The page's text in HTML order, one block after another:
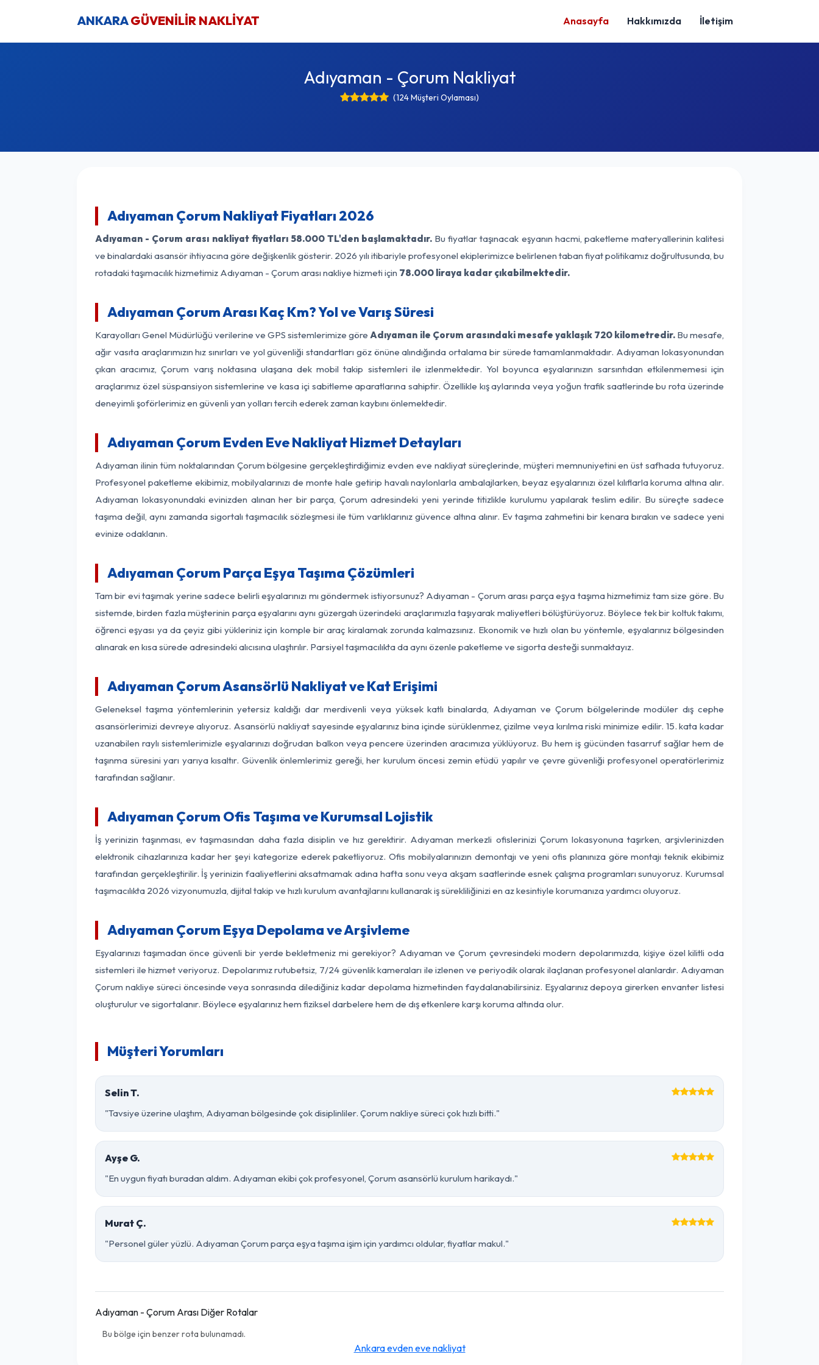
ANKARAGÜVENİLİR NAKLİYAT Anasayfa Hakkımızda İletişim
Adıyaman - Çorum Nakliyat
(124 Müşteri Oylaması)
Adıyaman Çorum Nakliyat Fiyatları 2026
Adıyaman - Çorum arası nakliyat fiyatları 58.000 TL'den başlamaktadır. Bu fiyatlar taşınacak eşyanın hacmi, paketleme materyallerinin kalitesi
ve binalardaki asansör ihtiyacına göre değişkenlik gösterir. 2026 yılı itibariyle profesyonel ekiplerimizce belirlenen taban fiyat politikamız doğrultusunda, bu
rotadaki taşımacılık hizmetimiz Adıyaman - Çorum arası nakliye hizmeti için 78.000 liraya kadar çıkabilmektedir.
Adıyaman Çorum Arası Kaç Km? Yol ve Varış Süresi
Karayolları Genel Müdürlüğü verilerine ve GPS sistemlerimize göreAdıyaman ile Çorum arasındaki mesafe yaklaşık 720 kilometredir.Bu mesafe,
ağır vasıta araçlarımızın hız sınırları ve yol güvenliği standartları göz önüne alındığında ortalama bir sürede tamamlanmaktadır. Adıyaman lokasyonundan
çıkan aracımız, Çorum varış noktasına ulaşana dek mobil takip sistemleri ile izlenmektedir. Yol boyunca eşyalarınızın sarsıntıdan etkilenmemesi için
araçlarımız özel süspansiyon sistemlerine ve kasa içi sabitleme aparatlarına sahiptir. Özellikle kış aylarında veya yoğun trafik saatlerinde bu rota üzerinde
deneyimli şoförlerimiz en güvenli yan yolları tercih ederek zaman kaybını önlemektedir.
Adıyaman Çorum Evden Eve Nakliyat Hizmet Detayları
Adıyaman ilinin tüm noktalarından Çorum bölgesine gerçekleştirdiğimiz evden eve nakliyat süreçlerinde, müşteri memnuniyetini en üst safhada tutuyoruz.
Profesyonel paketleme ekibimiz, mobilyalarınızı de monte hale getirip havalı naylonlarla ambalajlarken, beyaz eşyalarınızı özel kılıflarla koruma altına alır.
Adıyaman lokasyonundaki evinizden alınan her bir parça, Çorum adresindeki yeni yerinde titizlikle kurulumu yapılarak teslim edilir. Bu süreçte sadece
taşıma değil, aynı zamanda sigortalı taşımacılık sözleşmesi ile tüm varlıklarınız güvence altına alınır. Ev taşıma zahmetini bir kenara bırakın ve sadece yeni
evinize odaklanın.
Adıyaman Çorum Parça Eşya Taşıma Çözümleri
Tam bir evi taşımak yerine sadece belirli eşyalarınızı mı göndermek istiyorsunuz? Adıyaman - Çorum arası parça eşya taşıma hizmetimiz tam size göre. Bu
sistemde, birden fazla müşterinin parça eşyalarını aynı güzergah üzerindeki araçlarımızla taşıyarak maliyetleri bölüştürüyoruz. Böylece tek bir koltuk takımı,
öğrenci eşyası ya da çeyiz gibi yükleriniz için komple bir araç kiralamak zorunda kalmazsınız. Ekonomik ve hızlı olan bu yöntemle, eşyalarınız bölgesinden
alınarak en kısa sürede adresindeki alıcısına ulaştırılır. Parsiyel taşımacılıkta da aynı özenle paketleme ve sigorta desteği sunmaktayız.
Adıyaman Çorum Asansörlü Nakliyat ve Kat Erişimi
Geleneksel taşıma yöntemlerinin yetersiz kaldığı dar merdivenli veya yüksek katlı binalarda, Adıyaman ve Çorum bölgelerinde modüler dış cephe
asansörlerimizi devreye alıyoruz. Asansörlü nakliyat sayesinde eşyalarınız bina içinde sürüklenmez, çizilme veya kırılma riski minimize edilir. 15. kata kadar
uzanabilen raylı sistemlerimizle eşyalarınızı doğrudan balkon veya pencere üzerinden aracımıza yüklüyoruz. Bu hem iş gücünden tasarruf sağlar hem de
taşınma süresini yarı yarıya kısaltır. Güvenlik önlemlerimiz gereği, her kurulum öncesi zemin etüdü yapılır ve çevre güvenliği profesyonel operatörlerimiz
tarafından sağlanır.
Adıyaman Çorum Ofis Taşıma ve Kurumsal Lojistik
İş yerinizin taşınması, ev taşımasından daha fazla disiplin ve hız gerektirir. Adıyaman merkezli ofislerinizi Çorum lokasyonuna taşırken, arşivlerinizden
elektronik cihazlarınıza kadar her şeyi kategorize ederek paketliyoruz. Ofis mobilyalarınızın demontajı ve yeni ofis planınıza göre montajı teknik ekibimiz
tarafından gerçekleştirilir. İş yerinizin faaliyetlerini aksatmamak adına hafta sonu veya akşam saatlerinde esnek çalışma programları sunuyoruz. Kurumsal
taşımacılıkta 2026 vizyonumuzla, dijital takip ve hızlı kurulum avantajlarını kullanarak iş sürekliliğinizi en az kesintiyle korumanıza yardımcı oluyoruz.
Adıyaman Çorum Eşya Depolama ve Arşivleme
Eşyalarınızı taşımadan önce güvenli bir yerde bekletmeniz mi gerekiyor? Adıyaman ve Çorum çevresindeki modern depolarımızda, kişiye özel kilitli oda
sistemleri ile hizmet veriyoruz. Depolarımız rutubetsiz, 7/24 güvenlik kameraları ile izlenen ve periyodik olarak ilaçlanan profesyonel alanlardır. Adıyaman
Çorum nakliye süreci öncesinde veya sonrasında dilediğiniz kadar depolama hizmetinden faydalanabilirsiniz. Eşyalarınız depoya girerken envanter listesi
oluşturulur ve sigortalanır. Böylece eşyalarınız hem fiziksel darbelere hem de dış etkenlere karşı koruma altında olur.
Müşteri Yorumları
Selin T.
"Tavsiye üzerine ulaştım, Adıyaman bölgesinde çok disiplinliler. Çorum nakliye süreci çok hızlı bitti."
Ayşe G.
"En uygun fiyatı buradan aldım. Adıyaman ekibi çok profesyonel, Çorum asansörlü kurulum harikaydı."
Murat Ç.
"Personel güler yüzlü. Adıyaman Çorum parça eşya taşıma işim için yardımcı oldular, fiyatlar makul."
Adıyaman - Çorum Arası Diğer Rotalar
Bu bölge için benzer rota bulunamadı.
Ankara evden eve nakliyat